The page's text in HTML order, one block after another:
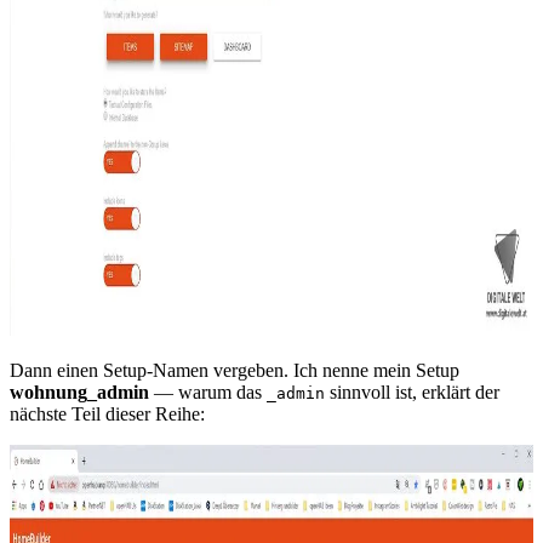
Dann einen Setup-Namen vergeben. Ich nenne mein Setup
wohnung_admin — warum das _admin sinnvoll ist, erklärt der
nächste Teil dieser Reihe: